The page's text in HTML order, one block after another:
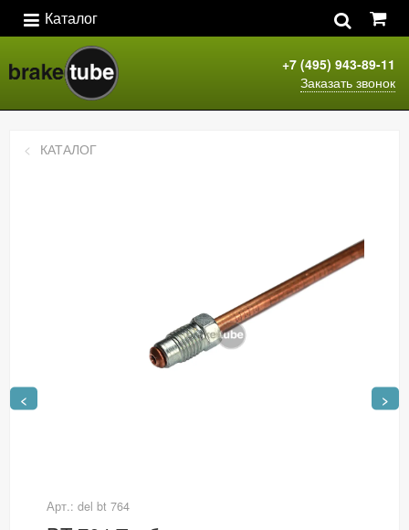
Каталог
+7 (495) 943-89-11
Заказать звонок
< >
КАТАЛОГ
Арт.: del bt 764